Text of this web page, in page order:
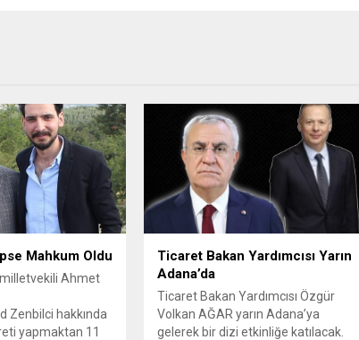
Mahkum Oldu
Ahmet
Zenbilci hakkında
yapmaktan 11
Ticaret Bakan Yardımcısı Yarın
Adana’da
Ticaret Bakan Yardımcısı Özgür
Volkan AĞAR yarın Adana’ya
gelerek bir dizi etkinliğe katılacak.